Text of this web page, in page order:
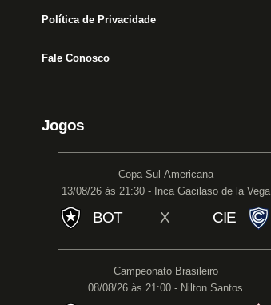
Política de Privacidade
Fale Conosco
Jogos
Copa Sul-Americana
13/08/26 às 21:30 - Inca Gacilaso de la Vega
BOT X CIE
Campeonato Brasileiro
08/08/26 às 21:00 - Nilton Santos